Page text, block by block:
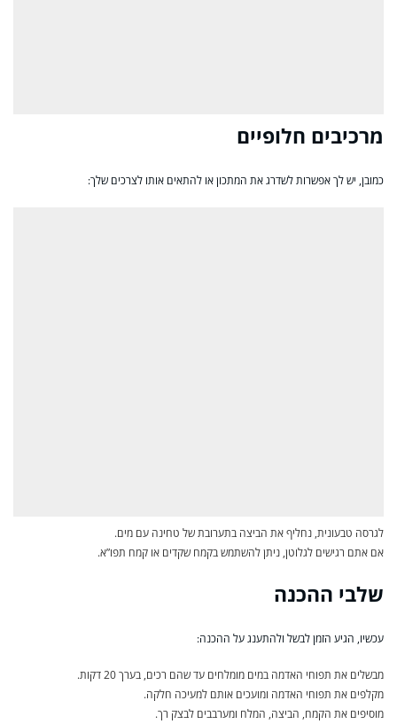
מרכיבים חלופיים
כמובן, יש לך אפשרות לשדרג את המתכון או להתאים אותו לצרכים שלך:
לגרסה טבעונית, נחליף את הביצה בתערובת של טחינה עם מים.
אם אתם רגישים לגלוטן, ניתן להשתמש בקמח שקדים או קמח תפו”א.
שלבי ההכנה
עכשיו, הגיע הזמן לבשל ולהתענג על ההכנה:
מבשלים את תפוחי האדמה במים מומלחים עד שהם רכים, בערך 20 דקות.
מקלפים את תפוחי האדמה ומועכים אותם למעיכה חלקה.
מוסיפים את הקמח, הביצה, המלח ומערבבים לבצק רך.